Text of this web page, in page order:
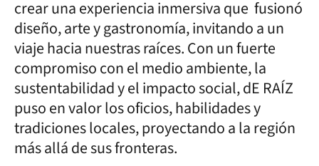
crear una experiencia inmersiva que fusionó
diseño, arte y gastronomía, invitando a un
viaje hacia nuestras raíces. Con un fuerte
compromiso con el medio ambiente, la
sustentabilidad y el impacto social, dE RAÍZ
puso en valor los oficios, habilidades y
tradiciones locales, proyectando a la región
más allá de sus fronteras.